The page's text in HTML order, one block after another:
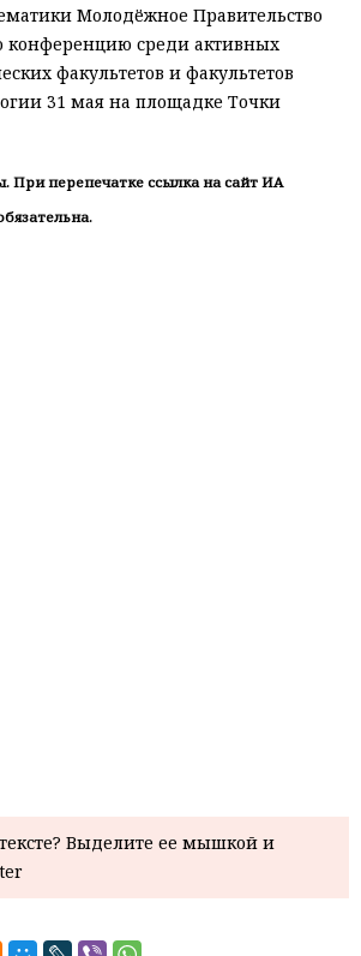
Молодёжное Правительство
конференцию среди активных
факультетов и факультетов
31 мая на площадке Точки
При перепечатке ссылка на сайт ИА
Выделите ее мышкой и